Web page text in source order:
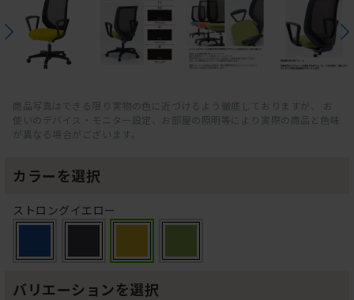
商品写真はできる限り実物の色に近づけるよう徹底しておりますが、 お
使いのデバイス・モニター設定、お部屋の照明等により実際の商品と色味
が異なる場合がございます。
カラーを選択
ストロングイエロー
バリエーションを選択